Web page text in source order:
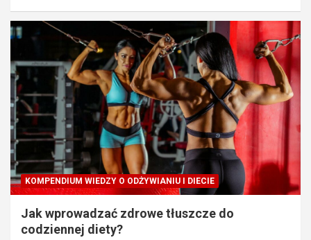
KOMPENDIUM WIEDZY O ODŻYWIANIU I DIECIE
Jak wprowadzać zdrowe tłuszcze do
codziennej diety?